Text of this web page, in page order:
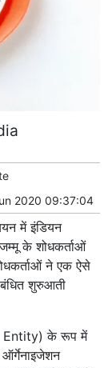
2020 09:37:04
में इंडियन
के शोधकर्ताओं
ने एक ऐसे
शुरुआती
Entity) के रूप में